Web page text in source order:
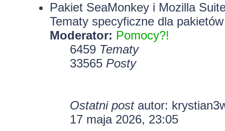
Pakiet SeaMonkey i Mozilla
Tematy specyficzne dla
Moderator: Pomocy?!
6459 Tematy
33565 Posty
Ostatni postautor:
17 maja 2026, 23:05